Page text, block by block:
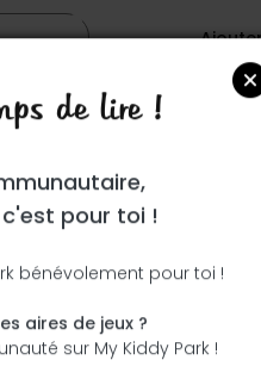
visité ! À toi de jouer !
de lire !
c'est pour toi !
bénévolement pour toi !
aires de jeux ?
sur My Kiddy Park !